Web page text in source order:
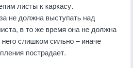
листы к каркасу.
не должна выступать над
в то же время она не должна
слишком сильно – иначе
пострадает.